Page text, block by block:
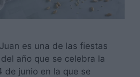
es una de las fiestas
año que se celebra la
de junio en la que se